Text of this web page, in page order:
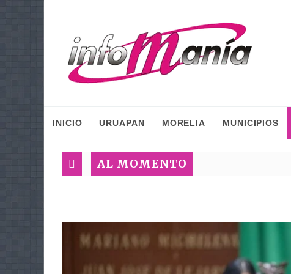
INICIO URUAPAN MORELIA MUNICIPIOS
AL MOMENTO